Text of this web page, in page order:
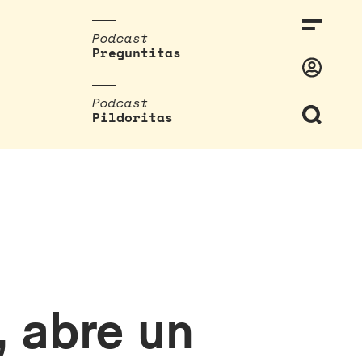
Podcast
Preguntitas
Podcast
Pildoritas
abre un